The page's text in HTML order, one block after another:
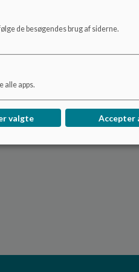
de besøgendes brug af siderne.
alle apps.
valgte Accepter